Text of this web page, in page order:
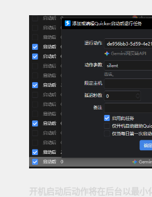
开机启动后动作将在后台以最小